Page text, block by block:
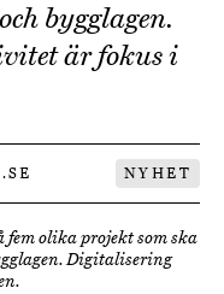
bygglagen.
är fokus i
NYHET
olika projekt som ska
Digitalisering